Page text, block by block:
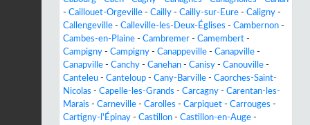
- Caillouet-Orgeville - Cailly - Cailly-sur-Eure - Caligny -
Callengeville - Calleville-les-Deux-Églises - Cambernon -
Cambes-en-Plaine - Cambremer - Camembert -
Campigny - Campigny - Canappeville - Canapville -
Canapville - Canchy - Canehan - Canisy - Canouville -
Canteleu - Canteloup - Cany-Barville - Caorches-Saint-
Nicolas - Capelle-les-Grands - Carcagny - Carentan-les-
Marais - Carneville - Carolles - Carpiquet - Carrouges -
Cartigny-l'Épinay - Castillon - Castillon-en-Auge -